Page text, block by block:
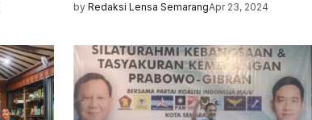
by Redaksi Lensa SemarangApr 23, 2024